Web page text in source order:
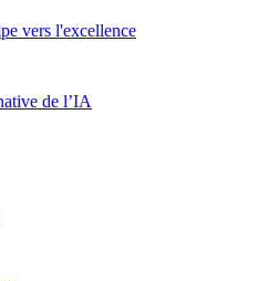
vers l'excellence
de l’IA